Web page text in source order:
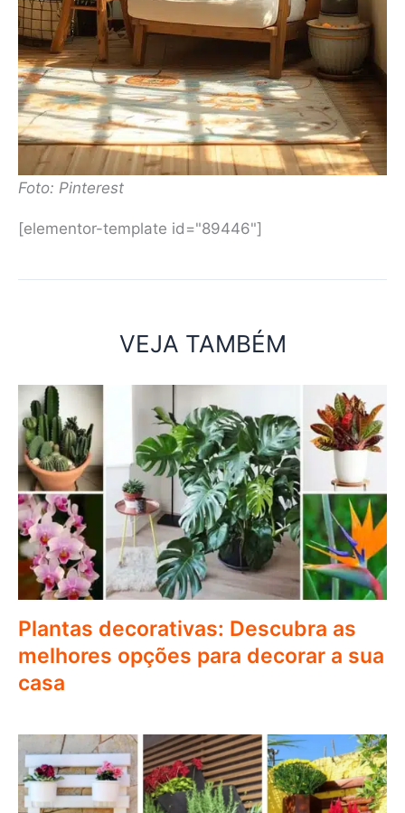
Foto: Pinterest
[elementor-template id="89446"]
VEJA TAMBÉM
Plantas decorativas: Descubra as
melhores opções para decorar a sua
casa